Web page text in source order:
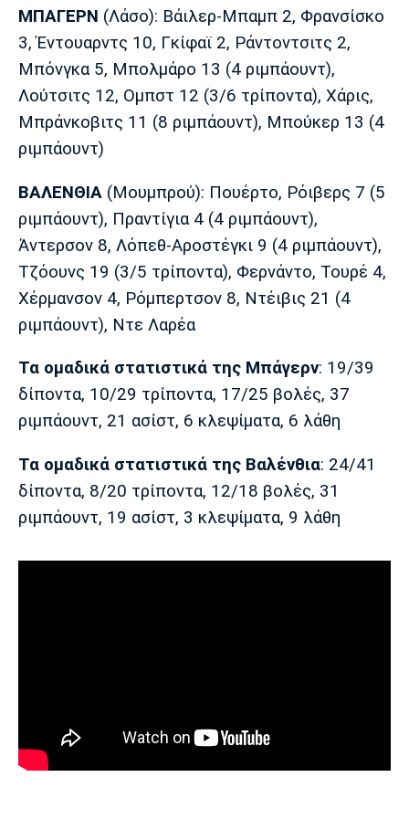
Λίβερπουλ
Μάντσεστερ
Σίτι
Γιουβέντους
Ίντερ Μίλαν Μπάγερν
Μπορούσια
Ντόρτμουντ
Παρί Σεν
Μαρσέιγ
Μονακό
Ερυθρός
Πόρτο Μπενφίκα
ΜΠΑΓΕΡΝ (Λάσο): Βάιλερ-Μπαμπ 2, Φρανσίσκο
3, Έντουαρντς 10, Γκίφαϊ 2, Ράντοντσιτς 2,
Μπόνγκα 5, Μπολμάρο 13 (4 ριμπάουντ),
Λούτσιτς 12, Ομπστ 12 (3/6 τρίποντα), Χάρις,
Μπράνκοβιτς 11 (8 ριμπάουντ), Μπούκερ 13 (4
ριμπάουντ)
ΒΑΛΕΝΘΙΑ (Μουμπρού): Πουέρτο, Ρόιβερς 7 (5
ριμπάουντ), Πραντίγια 4 (4 ριμπάουντ),
Άντερσον 8, Λόπεθ-Αροστέγκι 9 (4 ριμπάουντ),
Τζόουνς 19 (3/5 τρίποντα), Φερνάντο, Τουρέ 4,
Χέρμανσον 4, Ρόμπερτσον 8, Ντέιβις 21 (4
ριμπάουντ), Ντε Λαρέα
Τα ομαδικά στατιστικά της Μπάγερν: 19/39
δίποντα, 10/29 τρίποντα, 17/25 βολές, 37
ριμπάουντ, 21 ασίστ, 6 κλεψίματα, 6 λάθη
Τα ομαδικά στατιστικά της Βαλένθια: 24/41
δίποντα, 8/20 τρίποντα, 12/18 βολές, 31
ριμπάουντ, 19 ασίστ, 3 κλεψίματα, 9 λάθη